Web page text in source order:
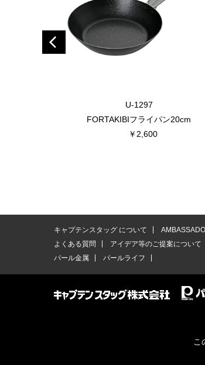
U-1297
FORTAKIBIフライパン20cm
￥2,600
キャプテンスタッグ について
よくある質問
アイデア等のご提案について
パール金属
パールライフ
こ